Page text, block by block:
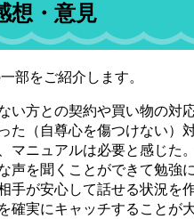
想・意見
部をご紹介します。
い方との契約や買い物の対
た（自尊心を傷つけない）
マニュアルは必要と感じた
声を聞くことができて勉強に
手が安心して話せる状況を
確実にキャッチすることが大